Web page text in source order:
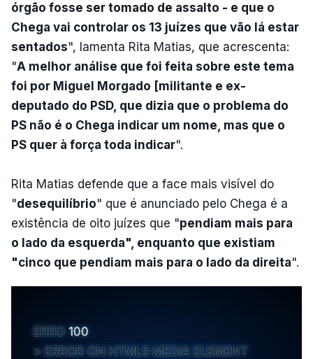
órgão fosse ser tomado de assalto - e que o
Chega vai controlar os 13 juízes que vão lá estar
sentados", lamenta Rita Matias, que acrescenta:
"A melhor análise que foi feita sobre este tema
foi por Miguel Morgado [militante e ex-
deputado do PSD, que dizia que o problema do
PS não é o Chega indicar um nome, mas que o
PS quer à força toda indicar".
Rita Matias defende que a face mais visível do
"desequilíbrio" que é anunciado pelo Chega é a
existência de oito juízes que "pendiam mais para
o lado da esquerda", enquanto que existiam
"cinco que pendiam mais para o lado da direita".
ERRO 100
ERROR ON HTML5 MEDIA ELEMENT